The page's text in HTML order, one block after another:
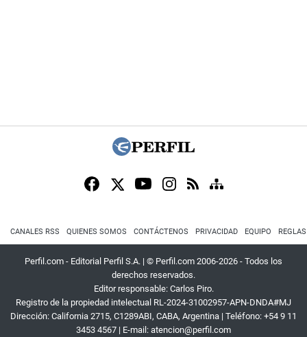
CANALES RSS QUIENES SOMOS CONTÁCTENOS PRIVACIDAD EQUIPO
Perfil.com - Editorial Perfil S.A. | © Perfil.com 2006-2026 - Todos los
derechos reservados.
Editor responsable: Carlos Piro.
Registro de la propiedad intelectual RL-2024-31002957-APN-DNDA#MJ
Dirección: California 2715, C1289ABI, CABA, Argentina | Teléfono: +54 9 11
3453 4567 | E-mail: atencion@perfil.com